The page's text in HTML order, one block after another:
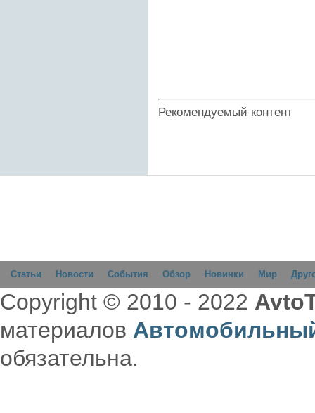
Рекомендуемый контент
Статьи Новости События Обзор Новинки Мир
Copyright © 2010 - 2022
материалов
обязательна.